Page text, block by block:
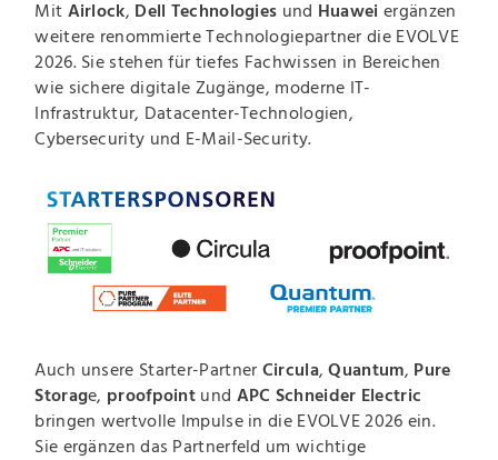
Mit Airlock, Dell Technologies und Huawei ergänzen
weitere renommierte Technologiepartner die EVOLVE
2026. Sie stehen für tiefes Fachwissen in Bereichen
wie sichere digitale Zugänge, moderne IT-
Infrastruktur, Datacenter-Technologien,
Cybersecurity und E-Mail-Security.
Auch unsere Starter-Partner Circula,Quantum, Pure
Storage, proofpoint und APC Schneider Electric
bringen wertvolle Impulse in die EVOLVE 2026 ein.
Sie ergänzen das Partnerfeld um wichtige